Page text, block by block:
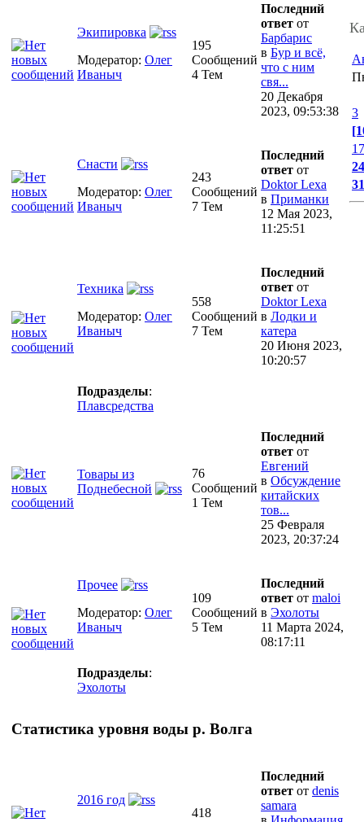
Экипировка
Модератор: Олег
Иваныч
195
Сообщений
4 Тем
Последний
ответ от
Барбарис
в Бур и всё,
что с ним
свя...
20 Декабря
2023, 09:53:38
Снасти
Модератор: Олег
Иваныч
243
Сообщений
7 Тем
Последний
ответ от
Doktor Lexa
в Приманки
12 Мая 2023,
11:25:51
Техника
Модератор: Олег
Иваныч
558
Сообщений
7 Тем
Последний
ответ от
Doktor Lexa
в Лодки и
катера
20 Июня 2023,
10:20:57
Подразделы:
Плавсредства
Товары из
Поднебесной
76
Сообщений
1 Тем
Последний
ответ от
Евгений
в Обсуждение
китайских
тов...
25 Февраля
2023, 20:37:24
Прочее
Модератор: Олег
Иваныч
109
Сообщений
5 Тем
Последний
ответ от maloi
в Эхолоты
11 Марта 2024,
08:17:11
Подразделы:
Эхолоты
Статистика уровня воды р. Волга
2016 год
418
Последний
ответ от denis
samara
3
17
24
31